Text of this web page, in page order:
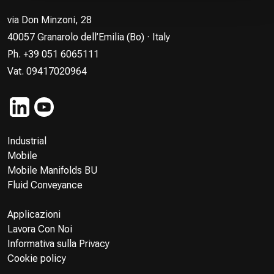
via Don Minzoni, 28
40057 Granarolo dell’Emilia (Bo) · Italy
Ph. +39 051 6065111
Vat. 09417020964
Industrial
Mobile
Mobile Manifolds BU
Fluid Conveyance
Applicazioni
Lavora Con Noi
Informativa sulla Privacy
Cookie policy